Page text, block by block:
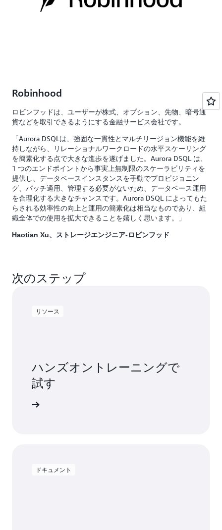
Robinhood
ロビンフッドは、ユーザーが株式、オプション、先物、暗号通
貨などを取引できるようにする金融サービス会社です。
「Aurora DSQLは、強固な一貫性とマルチリージョン機能を維
持しながら、リレーショナルワークロードの水平スケーリング
を簡素化する点で大きな進歩を遂げました。Aurora DSQL は、
1 つのエンドポイントから事実上無制限のスケーラビリティを
提供し、データベースインスタンスを手動でプロビジョニン
グ、パッチ適用、管理する必要がないため、データベース運用
を合理化する大きなチャンスです。Aurora DSQL によってもた
らされる効率性の向上と運用の簡素化は相当なものであり、組
織全体での使用を拡大できることを嬉しく思います。」
Haotian Xu、ストレージエンジニア-ロビンフッド
次のステップ
リソース
ハンズオントレーニングで
試す
ドキュメント